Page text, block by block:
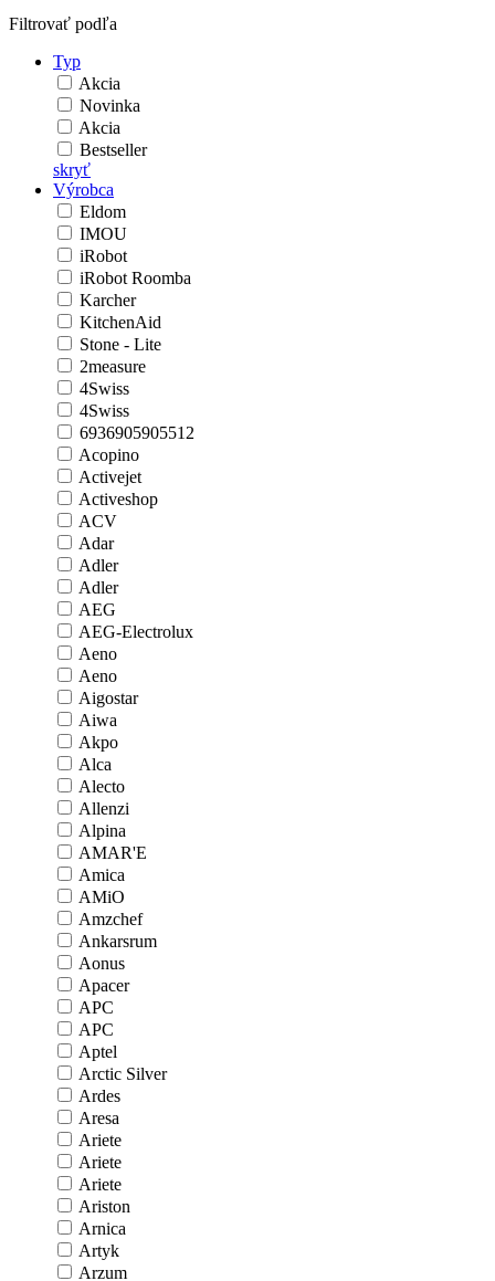
Filtrovať podľa
Typ
Akcia
Novinka
Akcia
Bestseller
skryť
Výrobca
Eldom
IMOU
iRobot
iRobot Roomba
Karcher
KitchenAid
Stone - Lite
2measure
4Swiss
4Swiss
6936905905512
Acopino
Activejet
Activeshop
ACV
Adar
Adler
Adler
AEG
AEG-Electrolux
Aeno
Aeno
Aigostar
Aiwa
Akpo
Alca
Alecto
Allenzi
Alpina
AMAR'E
Amica
AMiO
Amzchef
Ankarsrum
Aonus
Apacer
APC
APC
Aptel
Arctic Silver
Ardes
Aresa
Ariete
Ariete
Ariete
Ariston
Arnica
Artyk
Arzum